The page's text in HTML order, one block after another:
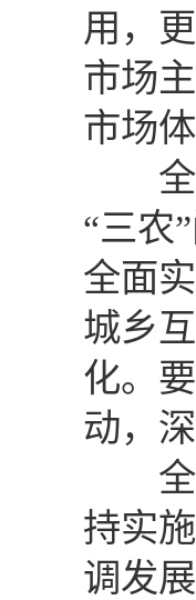
用，
市场
市场
全会
“三农
全面
城乡
化。
动，
全会
持实
调发